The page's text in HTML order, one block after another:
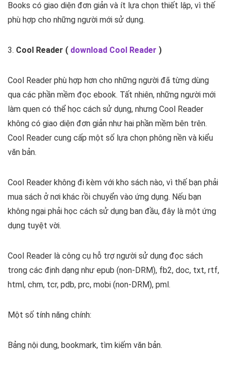
Books có giao diện đơn giản và ít lựa chọn thiết lập, vì thế
phù hợp cho những người mới sử dụng.
3. Cool Reader ( download Cool Reader )
Cool Reader phù hợp hơn cho những người đã từng dùng
qua các phần mềm đọc ebook. Tất nhiên, những người mới
làm quen có thể học cách sử dụng, nhưng Cool Reader
không có giao diện đơn giản như hai phần mềm bên trên.
Cool Reader cung cấp một số lựa chọn phông nền và kiểu
văn bản.
Cool Reader không đi kèm với kho sách nào, vì thế bạn phải
mua sách ở nơi khác rồi chuyển vào ứng dụng. Nếu bạn
không ngại phải học cách sử dụng ban đầu, đây là một ứng
dụng tuyệt vời.
Cool Reader là công cụ hỗ trợ người sử dụng đọc sách
trong các định dạng như epub (non-DRM), fb2, doc, txt, rtf,
html, chm, tcr, pdb, prc, mobi (non-DRM), pml.
Một số tính năng chính:
Bảng nội dung, bookmark, tìm kiếm văn bản.